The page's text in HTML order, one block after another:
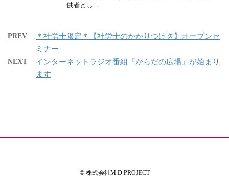
供者とし …
PREV
＊社労士限定＊【社労士のかかりつけ医】オープンセ
ミナー
NEXT
インターネットラジオ番組『からだの広場』が始まり
ます
© 株式会社M.D.PROJECT